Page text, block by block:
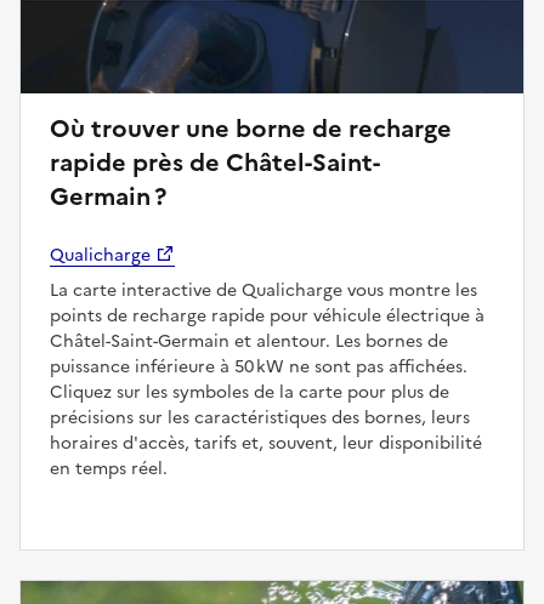
Où trouver une borne de recharge
rapide près de Châtel-Saint-
Germain ?
Qualicharge
La carte interactive de Qualicharge vous montre les
points de recharge rapide pour véhicule électrique à
Châtel-Saint-Germain et alentour. Les bornes de
puissance inférieure à 50 kW ne sont pas affichées.
Cliquez sur les symboles de la carte pour plus de
précisions sur les caractéristiques des bornes, leurs
horaires d'accès, tarifs et, souvent, leur disponibilité
en temps réel.